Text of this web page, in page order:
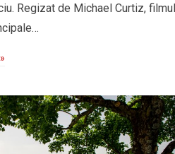
Regizat de Michael Curtiz, filmul